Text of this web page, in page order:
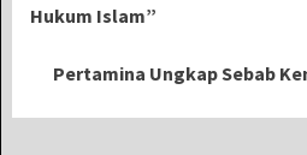
Hukum Islam”
Pertamina Ungkap Sebab